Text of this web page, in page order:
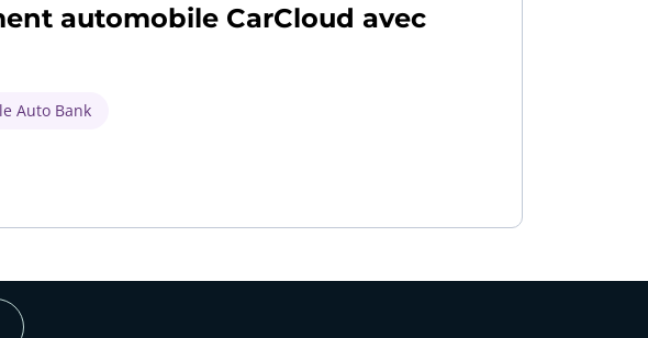
automobile CarCloud avec
Auto Bank